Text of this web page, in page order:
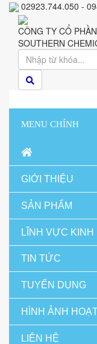
02923.744.050 -
CÔNG TY CỔ
SOUTHERN
MENU CHÍNH
GIỚI THIỆU
SẢN PHẨM
LĨNH VỰC KINH
TIN TỨC
TUYỂN DỤNG
HÌNH ẢNH
LIÊN HỆ